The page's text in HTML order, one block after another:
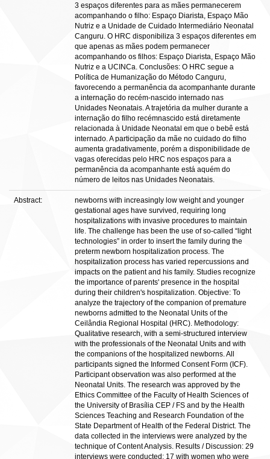
3 espaços diferentes para as mães permanecerem
acompanhando o filho: Espaço Diarista, Espaço Mão
Nutriz e a Unidade de Cuidado Intermediário Neonatal
Canguru. O HRC disponibiliza 3 espaços diferentes em
que apenas as mães podem permanecer
acompanhando os filhos: Espaço Diarista, Espaço Mão
Nutriz e a UCINCa. Conclusões: O HRC segue a
Política de Humanização do Método Canguru,
favorecendo a permanência da acompanhante durante
a internação do recém-nascido internado nas
Unidades Neonatais. A trajetória da mulher durante a
internação do filho recémnascido está diretamente
relacionada à Unidade Neonatal em que o bebê está
internado. A participação da mãe no cuidado do filho
aumenta gradativamente, porém a disponibilidade de
vagas oferecidas pelo HRC nos espaços para a
permanência da acompanhante está aquém do
número de leitos nas Unidades Neonatais.
Abstract:
newborns with increasingly low weight and younger
gestational ages have survived, requiring long
hospitalizations with invasive procedures to maintain
life. The challenge has been the use of so-called “light
technologies” in order to insert the family during the
preterm newborn hospitalization process. The
hospitalization process has varied repercussions and
impacts on the patient and his family. Studies recognize
the importance of parents' presence in the hospital
during their children's hospitalization. Objective: To
analyze the trajectory of the companion of premature
newborns admitted to the Neonatal Units of the
Ceilândia Regional Hospital (HRC). Methodology:
Qualitative research, with a semi-structured interview
with the professionals of the Neonatal Units and with
the companions of the hospitalized newborns. All
participants signed the Informed Consent Form (ICF).
Participant observation was also performed at the
Neonatal Units. The research was approved by the
Ethics Committee of the Faculty of Health Sciences of
the University of Brasília CEP / FS and by the Health
Sciences Teaching and Research Foundation of the
State Department of Health of the Federal District. The
data collected in the interviews were analyzed by the
technique of Content Analysis. Results / Discussion: 29
interviews were conducted: 17 with women who were